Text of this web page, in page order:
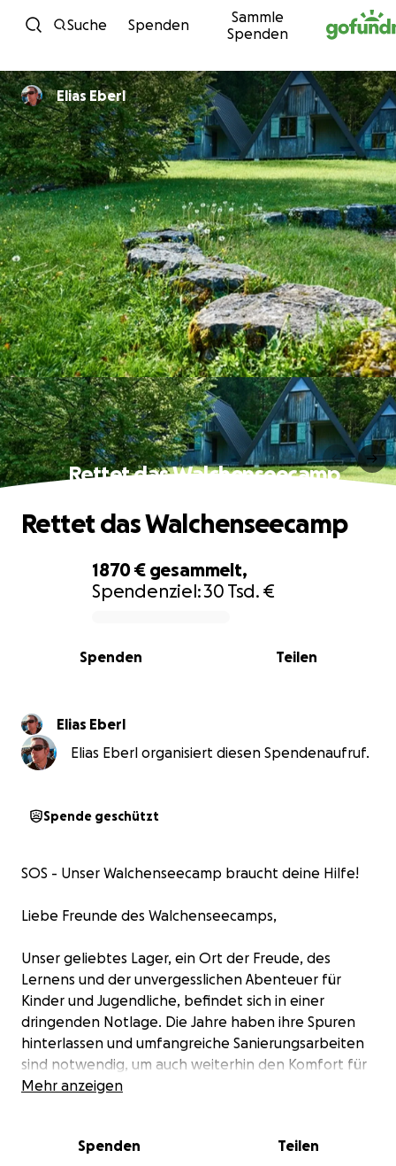
Zum Inhalt
Suche Spenden
Sammle
Spenden
Elias Eberl
Rettet das Walchenseecamp
1870 € gesammelt,
Spendenziel:30 Tsd. €
Teilen
Spenden
Rettet das Walchenseecamp
Elias Eberl
Elias Eberl organisiert diesen Spendenaufruf.
Spende geschützt
SOS - Unser Walchenseecamp braucht deine Hilfe!
Liebe Freunde des Walchenseecamps,
Unser geliebtes Lager, ein Ort der Freude, des
Lernens und der unvergesslichen Abenteuer für
Kinder und Jugendliche, befindet sich in einer
dringenden Notlage. Die Jahre haben ihre Spuren
hinterlassen und umfangreiche Sanierungsarbeiten
sind notwendig, um auch weiterhin den Komfort für
unsere jungen Gäste zu gewährleisten.
Abnutzungsspuren auf, der Fettabscheider im Keller
Mehr anzeigen
Spenden Teilen